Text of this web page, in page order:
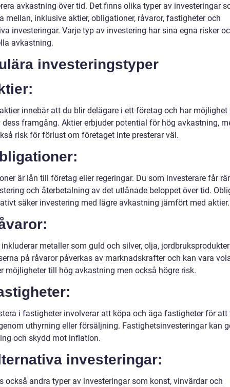
avkastning över tid. Det finns olika typer av investeringar
mellan, inklusive aktier, obligationer, råvaror, fastigheter och
investeringar. Varje typ av investering har sina egna risker
avkastning.
investeringstyper
innebär att du blir delägare i ett företag och har möjlighet
framgång. Aktier erbjuder potential för hög avkastning,
risk för förlust om företaget inte presterar väl.
är lån till företag eller regeringar. Du som investerare får
och återbetalning av det utlånade beloppet över tid.
säker investering med lägre avkastning jämfört med aktier.
inkluderar metaller som guld och silver, olja,
på råvaror påverkas av marknadskrafter och kan vara
möjligheter till hög avkastning men också högre risk.
i fastigheter involverar att köpa och äga fastigheter för att
uthyrning eller försäljning. Fastighetsinvesteringar kan
och skydd mot inflation.
investeringar:
också andra typer av investeringar som konst, vinvärdar och